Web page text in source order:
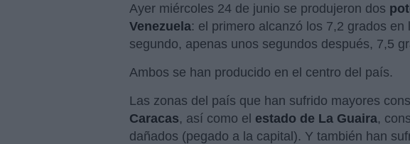
Ayer miércoles 24 de junio se produjeron dos
Venezuela: el primero alcanzó los 7,2 grados
segundo, apenas unos segundos después, 7,5
Ambos se han producido en el centro del país.
Las zonas del país que han sufrido mayores
Caracas, así como el estado de La Guaira,
dañados (pegado a la capital). Y también han